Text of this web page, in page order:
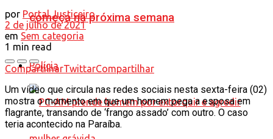
começa na próxima semana
Polícia
por Portal Justiceiro
2 de julho de 2021
em Sem categoria
1 min read
CompartilharTwittarCompartilhar
Um vídeo que circula nas redes sociais nesta sexta-feira (02)
mostra o momento em que um homem pega a esposa em
flagrante, transando de ‘frango assado’ com outro. O caso
teria acontecido na Paraíba.